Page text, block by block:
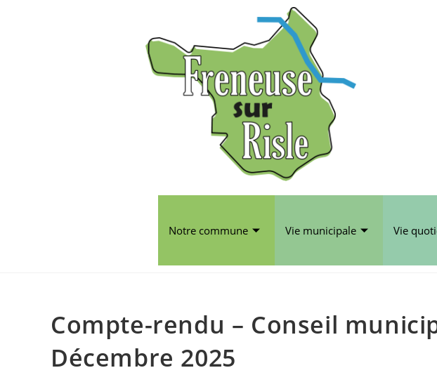
Notre commune Vie municipale Vie
Compte-rendu – Conseil
Décembre 2025